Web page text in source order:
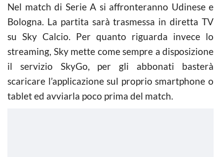
Nel match di Serie A si affronteranno Udinese e
Bologna. La partita sarà trasmessa in diretta TV
su Sky Calcio. Per quanto riguarda invece lo
streaming, Sky mette come sempre a disposizione
il servizio SkyGo, per gli abbonati basterà
scaricare l’applicazione sul proprio smartphone o
tablet ed avviarla poco prima del match.